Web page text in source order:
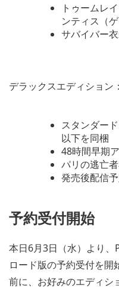
トゥームレ
ンティス（
サバイバー
デラックスエディション
スタンダー
以下を同梱
48時間早期
パリの逃亡
発売後配信
予約受付開始
本日6月3日（水）より
ロード版の予約受付を
前に、お好みのエディシ